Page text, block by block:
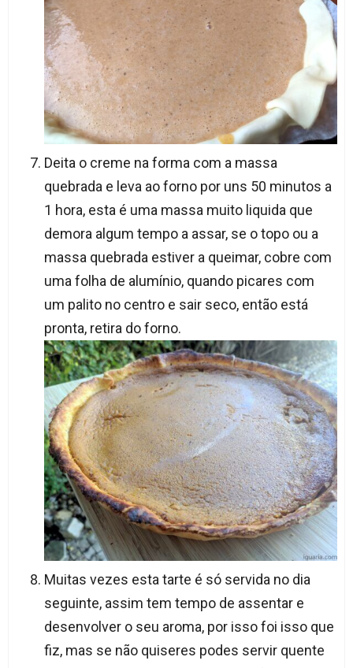
Deita o creme na forma com a massa
quebrada e leva ao forno por uns 50 minutos a
1 hora, esta é uma massa muito liquida que
demora algum tempo a assar, se o topo ou a
massa quebrada estiver a queimar, cobre com
uma folha de alumínio, quando picares com
um palito no centro e sair seco, então está
pronta, retira do forno.
Muitas vezes esta tarte é só servida no dia
seguinte, assim tem tempo de assentar e
desenvolver o seu aroma, por isso foi isso que
fiz, mas se não quiseres podes servir quente